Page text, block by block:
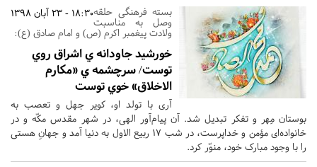
18:30 - 23 آبان 1398بسته فرهنگی حلقه
وصل به مناسبت
ولادت پیغمبر اکرم (ص) و امام صادق (ع):‏
خورشيد جاودانه ي اشراق روي
توست/ سرچشمه ي «مکارم
الاخلاق» خوي توست
آری با تولد او، کویر جهل و تعصب به
بوستان مِهر و تفکر تبدیل شد. آن پیام‌آور الهی، در شهر مقدس مکّه و در
خانواده‌ای مؤمن و خداپرست، در شب 17 ربیع الاول به دنیا آمد و جهانِ هستی
را با وجود مبارک خود، منوّر کرد.